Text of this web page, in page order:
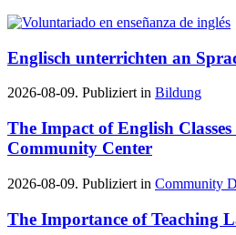
Englisch unterrichten an
2026-08-09. Publiziert in Bildung
The Impact of English Classes
Community Center
2026-08-09. Publiziert in Community
The Importance of Teaching